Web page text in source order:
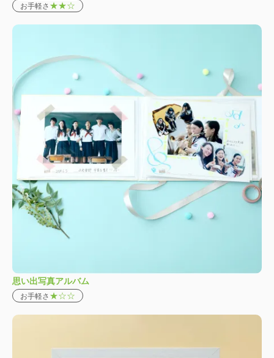
お手軽さ ★★☆
思い出写真アルバム
お手軽さ ★☆☆